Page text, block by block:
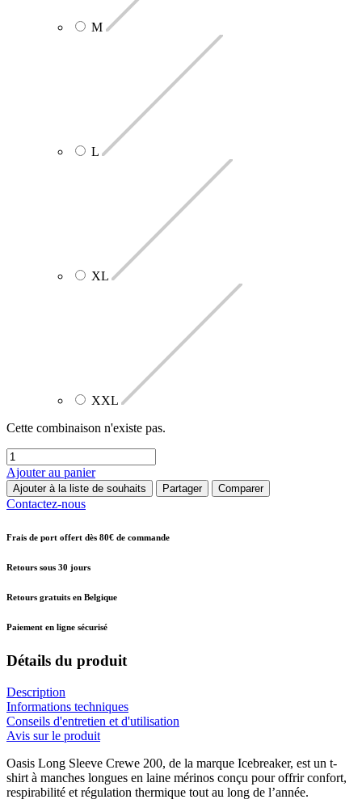
M
L
XL
XXL
Cette combinaison n'existe pas.
Ajouter au panier
Ajouter à la liste de souhaits Partager Comparer
Contactez-nous
Frais de port offert dès 80€ de commande
Retours sous 30 jours
Retours gratuits en Belgique
Paiement en ligne sécurisé
Détails du produit
Description
Informations techniques
Conseils d'entretien et d'utilisation
Avis sur le produit
Oasis Long Sleeve Crewe 200, de la marque Icebreaker, est un t-
shirt à manches longues en laine mérinos conçu pour offrir confort,
respirabilité et régulation thermique tout au long de l’année.